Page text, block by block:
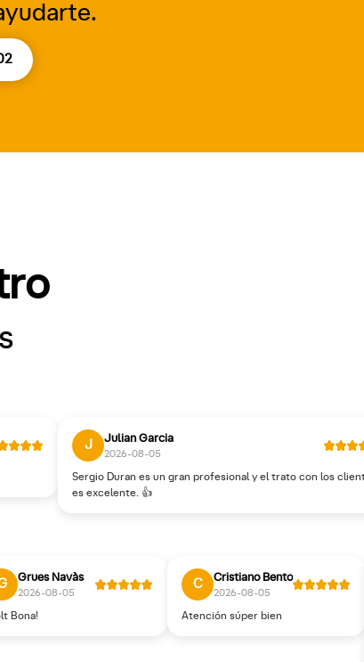
J Julian Garcia
2026-08-05
Sergio Duran es un gran profesional y el trato con los
es excelente. 👍
Grues Navàs
2026-08-05
Bona!
C Cristiano Bento
2026-08-05
Atención súper bien